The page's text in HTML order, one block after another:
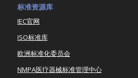
标准资源库
IEC官网
ISO标准库
欧洲标准化委员会
NMPA医疗器械标准管理中心